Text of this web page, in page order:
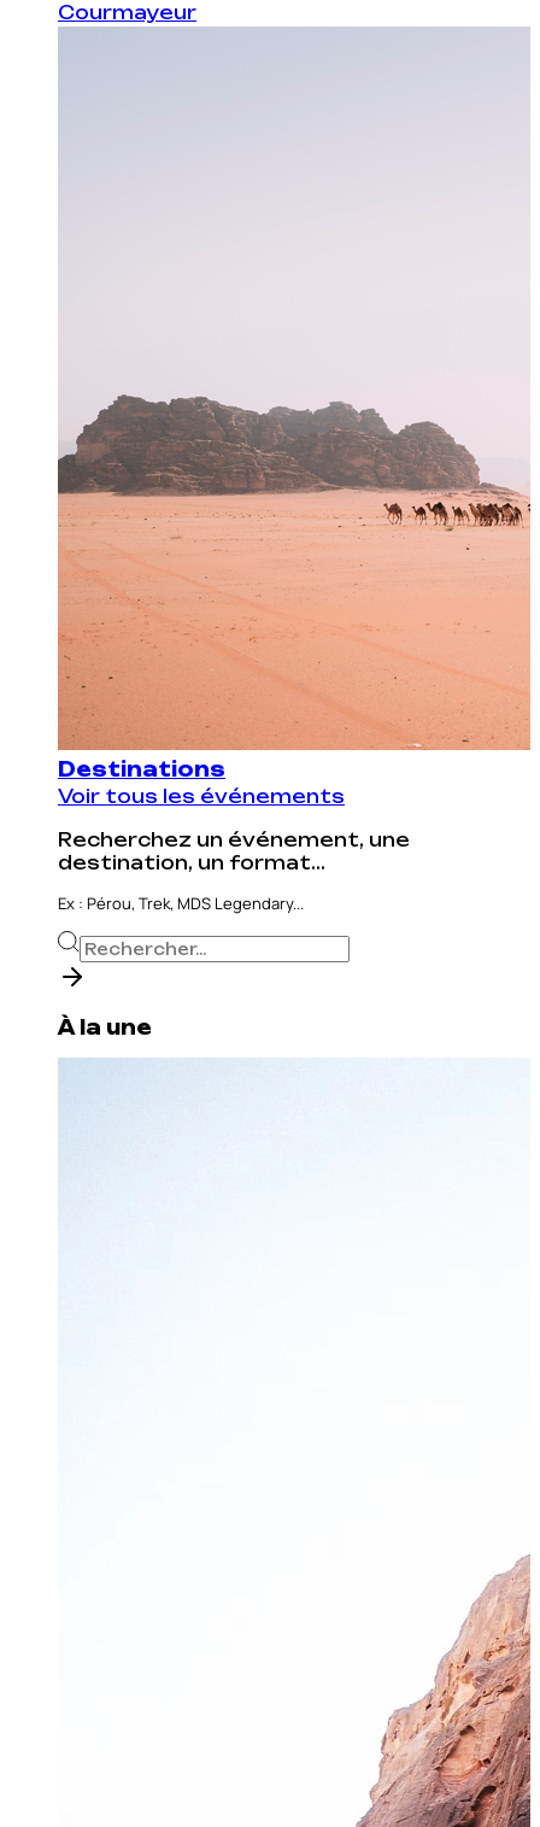
Courmayeur
Destinations
Voir tous les événements
Recherchez un événement, une
destination, un format...
Ex : Pérou, Trek, MDS Legendary...
À la une